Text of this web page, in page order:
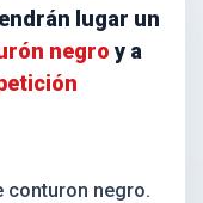
lugar un
negro y a
conturon negro.